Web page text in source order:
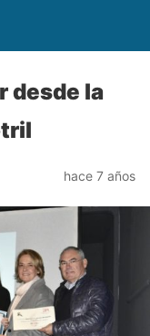
desde la
hace 7 años